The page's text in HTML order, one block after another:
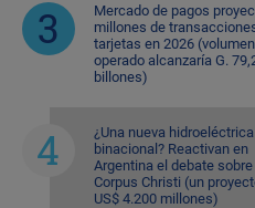
Mercado de pagos
millones de
tarjetas en 2026 (volumen
operado alcanzaría G.
billones)
¿Una nueva hidroeléctrica
binacional? Reactivan en
Argentina el debate sobre
Corpus Christi (un
US$ 4.200 millones)